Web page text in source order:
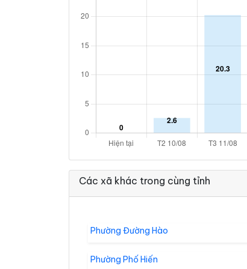
Các xã khác trong cùng tỉnh
Phường Đường Hào
Phường Phố Hiến